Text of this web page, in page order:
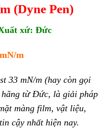
(Dyne Pen)
xứ: Đức
m
33 mN/m (hay còn gọi
hãng từ Đức, là giải pháp
màng film, vật liệu,
cậy nhất hiện nay.